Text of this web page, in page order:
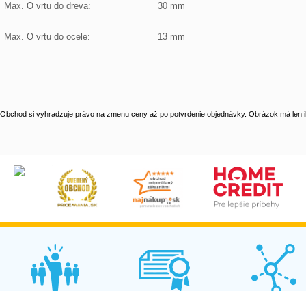
Max. O vrtu do dreva: 30 mm
Max. O vrtu do ocele: 13 mm
Obchod si vyhradzuje právo na zmenu ceny až po potvrdenie objednávky. Obrázok má len